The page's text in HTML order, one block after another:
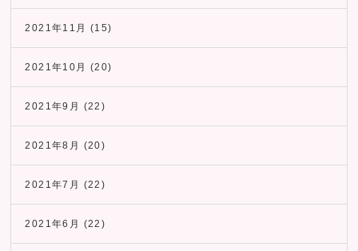
2021年11月 (15)
2021年10月 (20)
2021年9月 (22)
2021年8月 (20)
2021年7月 (22)
2021年6月 (22)